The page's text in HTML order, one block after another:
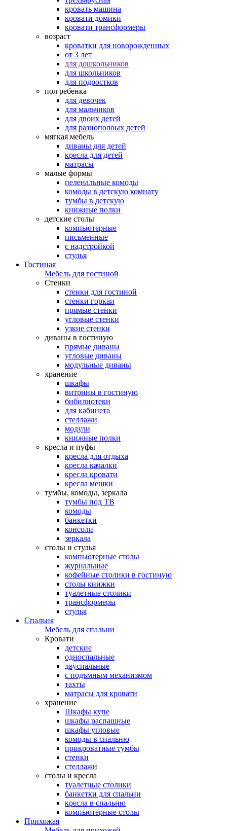
кровать машина
кровати домики
кровати трансформеры
возраст
кроватки для новорожденных
от 3 лет
для дошкольников
для школьников
для подростков
пол ребенка
для девочек
для мальчиков
для двоих детей
для разнополоых детей
мягкая мебель
диваны для детей
кресла для детей
матрасы
малые формы
пеленальные комоды
комоды в детскую комнату
тумбы в детскую
книжные полки
детские столы
компьютерные
письменные
с надстройкой
стулья
Гостиная
Мебель для гостиной
Стенки
стенки для гостиной
стенки горкаи
прямые стенки
угловые стенки
узкие стенки
диваны в гостиную
прямые диваны
угловые диваны
модульные диваны
хранение
шкафы
витрины в гостиную
бибилиотеки
для кабинета
стеллажи
модули
книжные полки
кресла и пуфы
кресла для отдыха
кресла качалки
кресла кровати
кресла мешки
тумбы, комоды, зеркала
тумбы под ТВ
комоды
банкетки
консоли
зеркала
столы и стулья
компьютерные столы
журнальные
кофейные столики в гостиную
столы книжки
туалетные столики
трансформеры
стулья
Спальня
Мебель для спальни
Кровати
детские
односпальные
двуспальные
с подъмным механизмом
тахты
матрасы для кровати
хранение
Шкафы купе
шкафы распашные
шкафы угловые
комоды в спальню
прикроватные тумбы
стенки
стеллажи
столы и кресла
туалетные столики
банкетки для спальни
кресла в спальню
компьютерные столы
Прихожая